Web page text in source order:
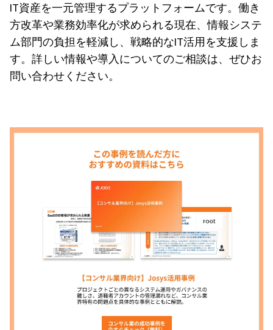
IT資産を一元管理するプラットフォームです。働き
方改革や業務効率化が求められる現在、情報システ
ム部門の負担を軽減し、戦略的なIT活用を支援しま
す。詳しい情報や導入についてのご相談は、ぜひお
問い合わせください。